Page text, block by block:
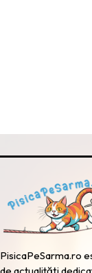
PisicaPeSarma.ro